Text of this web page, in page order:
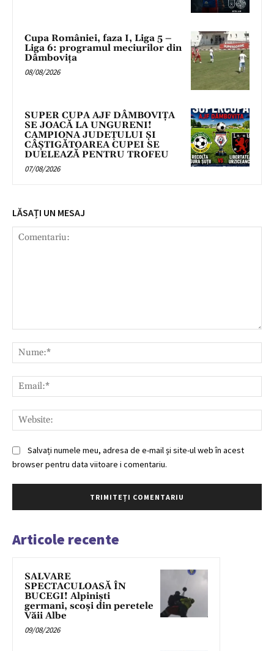
Cupa României, faza I, Liga 5 –
Liga 6: programul meciurilor din
Dâmbovița
08/08/2026
SUPER CUPA AJF DÂMBOVIȚA
SE JOACĂ LA UNGURENI!
CAMPIONA JUDEȚULUI ȘI
CÂȘTIGĂTOAREA CUPEI SE
DUELEAZĂ PENTRU TROFEU
07/08/2026
LĂSAȚI UN MESAJ
Salvați numele meu, adresa de e-mail și site-ul web în acest
browser pentru data viitoare i comentariu.
Articole recente
SALVARE
SPECTACULOASĂ ÎN
BUCEGI! Alpiniști
germani, scoși din peretele
Văii Albe
09/08/2026